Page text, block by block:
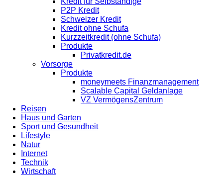
P2P Kredit
Schweizer Kredit
Kredit ohne Schufa
Kurzzeitkredit (ohne Schufa)
Produkte
Privatkredit.de
Vorsorge
Produkte
moneymeets Finanzmanagement
Scalable Capital Geldanlage
VZ VermögensZentrum
Reisen
Haus und Garten
Sport und Gesundheit
Lifestyle
Natur
Internet
Technik
Wirtschaft